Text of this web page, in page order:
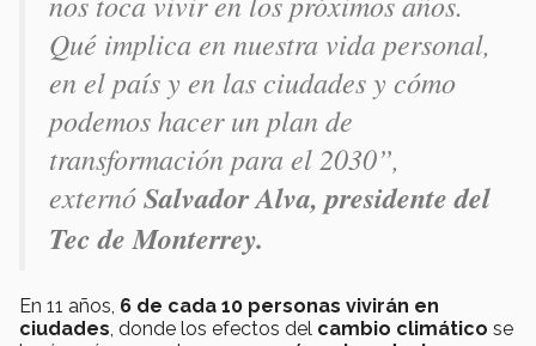
Qué implica en nuestra vida personal,
en el país y en las ciudades y cómo
podemos hacer un plan de
transformación para el 2030”,
externóSalvador Alva, presidente del
Tec de Monterrey.
En 11 años, 6 de cada 10 personas vivirán en
ciudades , donde los efectos del cambio climático se